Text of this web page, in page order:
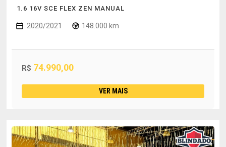
1.6 16V SCE FLEX ZEN MANUAL
2020/2021 148.000 km
R$ 74.990,00
VER MAIS